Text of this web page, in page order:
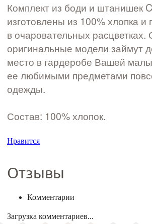
Комплект из боди и штанишек
изготовлены из 100% хлопка и
в очаровательных
оригинальные модели займут
место в гардеробе Вашей
ее любимыми предметами
одежды.
Состав: 100% хлопок.
Нравится
Отзывы
Комментарии
Загрузка комментариев...